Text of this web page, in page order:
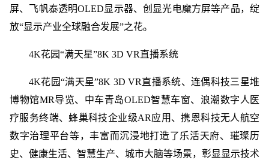
屏、飞帆泰透明OLED显示器、创显光电魔方屏等产品，绽
放“显示产业全球融合发展”之花。
4K花园“满天星”8K 3D VR直播系统
4K花园“满天星”8K 3D VR直播系统、连偶科技三星堆
博物馆MR导览、中车青岛OLED智慧车窗、浪潮数字人医
疗服务终端、蜂巢科技企业级AR应用、携恩科技无人航空
数字治理平台等，丰富而沉浸地打造了乐活天府、璀璨历
史、健康生活、智慧生产、城市大脑等场景，彰显显示技术